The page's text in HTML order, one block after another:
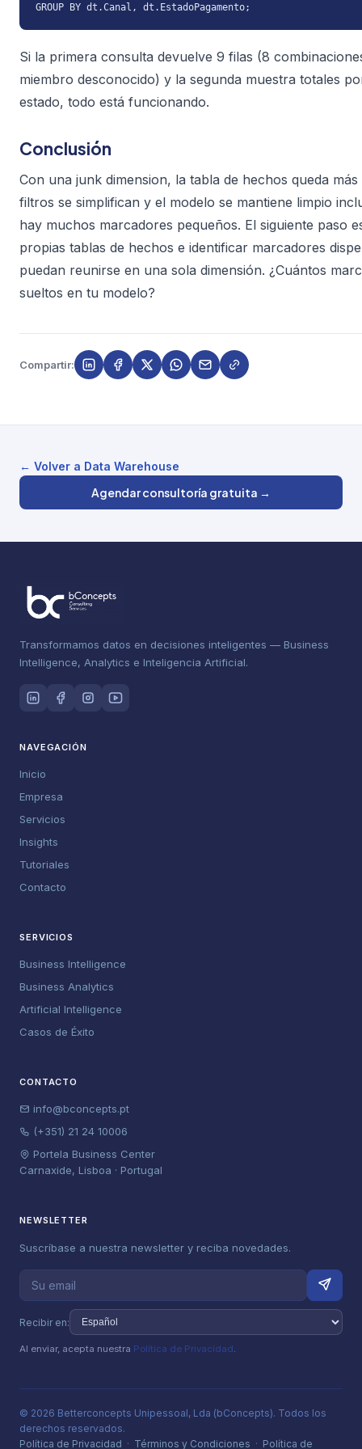
GROUP BY dt.Canal, dt.EstadoPagamento;
Si la primera consulta devuelve 9 filas (8
miembro desconocido) y la segunda muestra totales
estado, todo está funcionando.
Conclusión
Con una junk dimension, la tabla de hechos queda
filtros se simplifican y el modelo se mantiene limpio
hay muchos marcadores pequeños. El siguiente paso
propias tablas de hechos e identificar marcadores
puedan reunirse en una sola dimensión. ¿Cuántos
sueltos en tu modelo?
Compartir:
← Volver a Data Warehouse
Agendar consultoría gratuita →
Transformamos datos en decisiones inteligentes — Business
Intelligence, Analytics e Inteligencia Artificial.
NAVEGACIÓN
Inicio
Empresa
Servicios
Insights
Tutoriales
Contacto
SERVICIOS
Business Intelligence
Business Analytics
Artificial Intelligence
Casos de Éxito
CONTACTO
info@bconcepts.pt
(+351) 21 24 10006
Portela Business Center
Carnaxide, Lisboa · Portugal
NEWSLETTER
Suscríbase a nuestra newsletter y reciba novedades.
Recibir en:
Al enviar, acepta nuestra Política de Privacidad.
© 2026 Betterconcepts Unipessoal, Lda (bConcepts). Todos los
derechos reservados.
Política de Privacidad · Términos y Condiciones · Política de